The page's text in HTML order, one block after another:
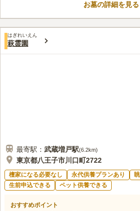
宗派が不問、寄付金等も不要で遺骨
す。全区画平坦のバリアフリー設計
方やベビーカーで来園した方でも安
口コミ評価
みんなの評価
40代男性
東京の郊外に立地しているので、都
お墓の詳細を見る
はぎれいえん
萩霊園
最寄駅： 武蔵増戸駅(6.2km)
東京都八王子市川口町2722
檀家になる必要なし 永代供養プランあり
生前申込できる
ペット供養できる
おすすめポイント